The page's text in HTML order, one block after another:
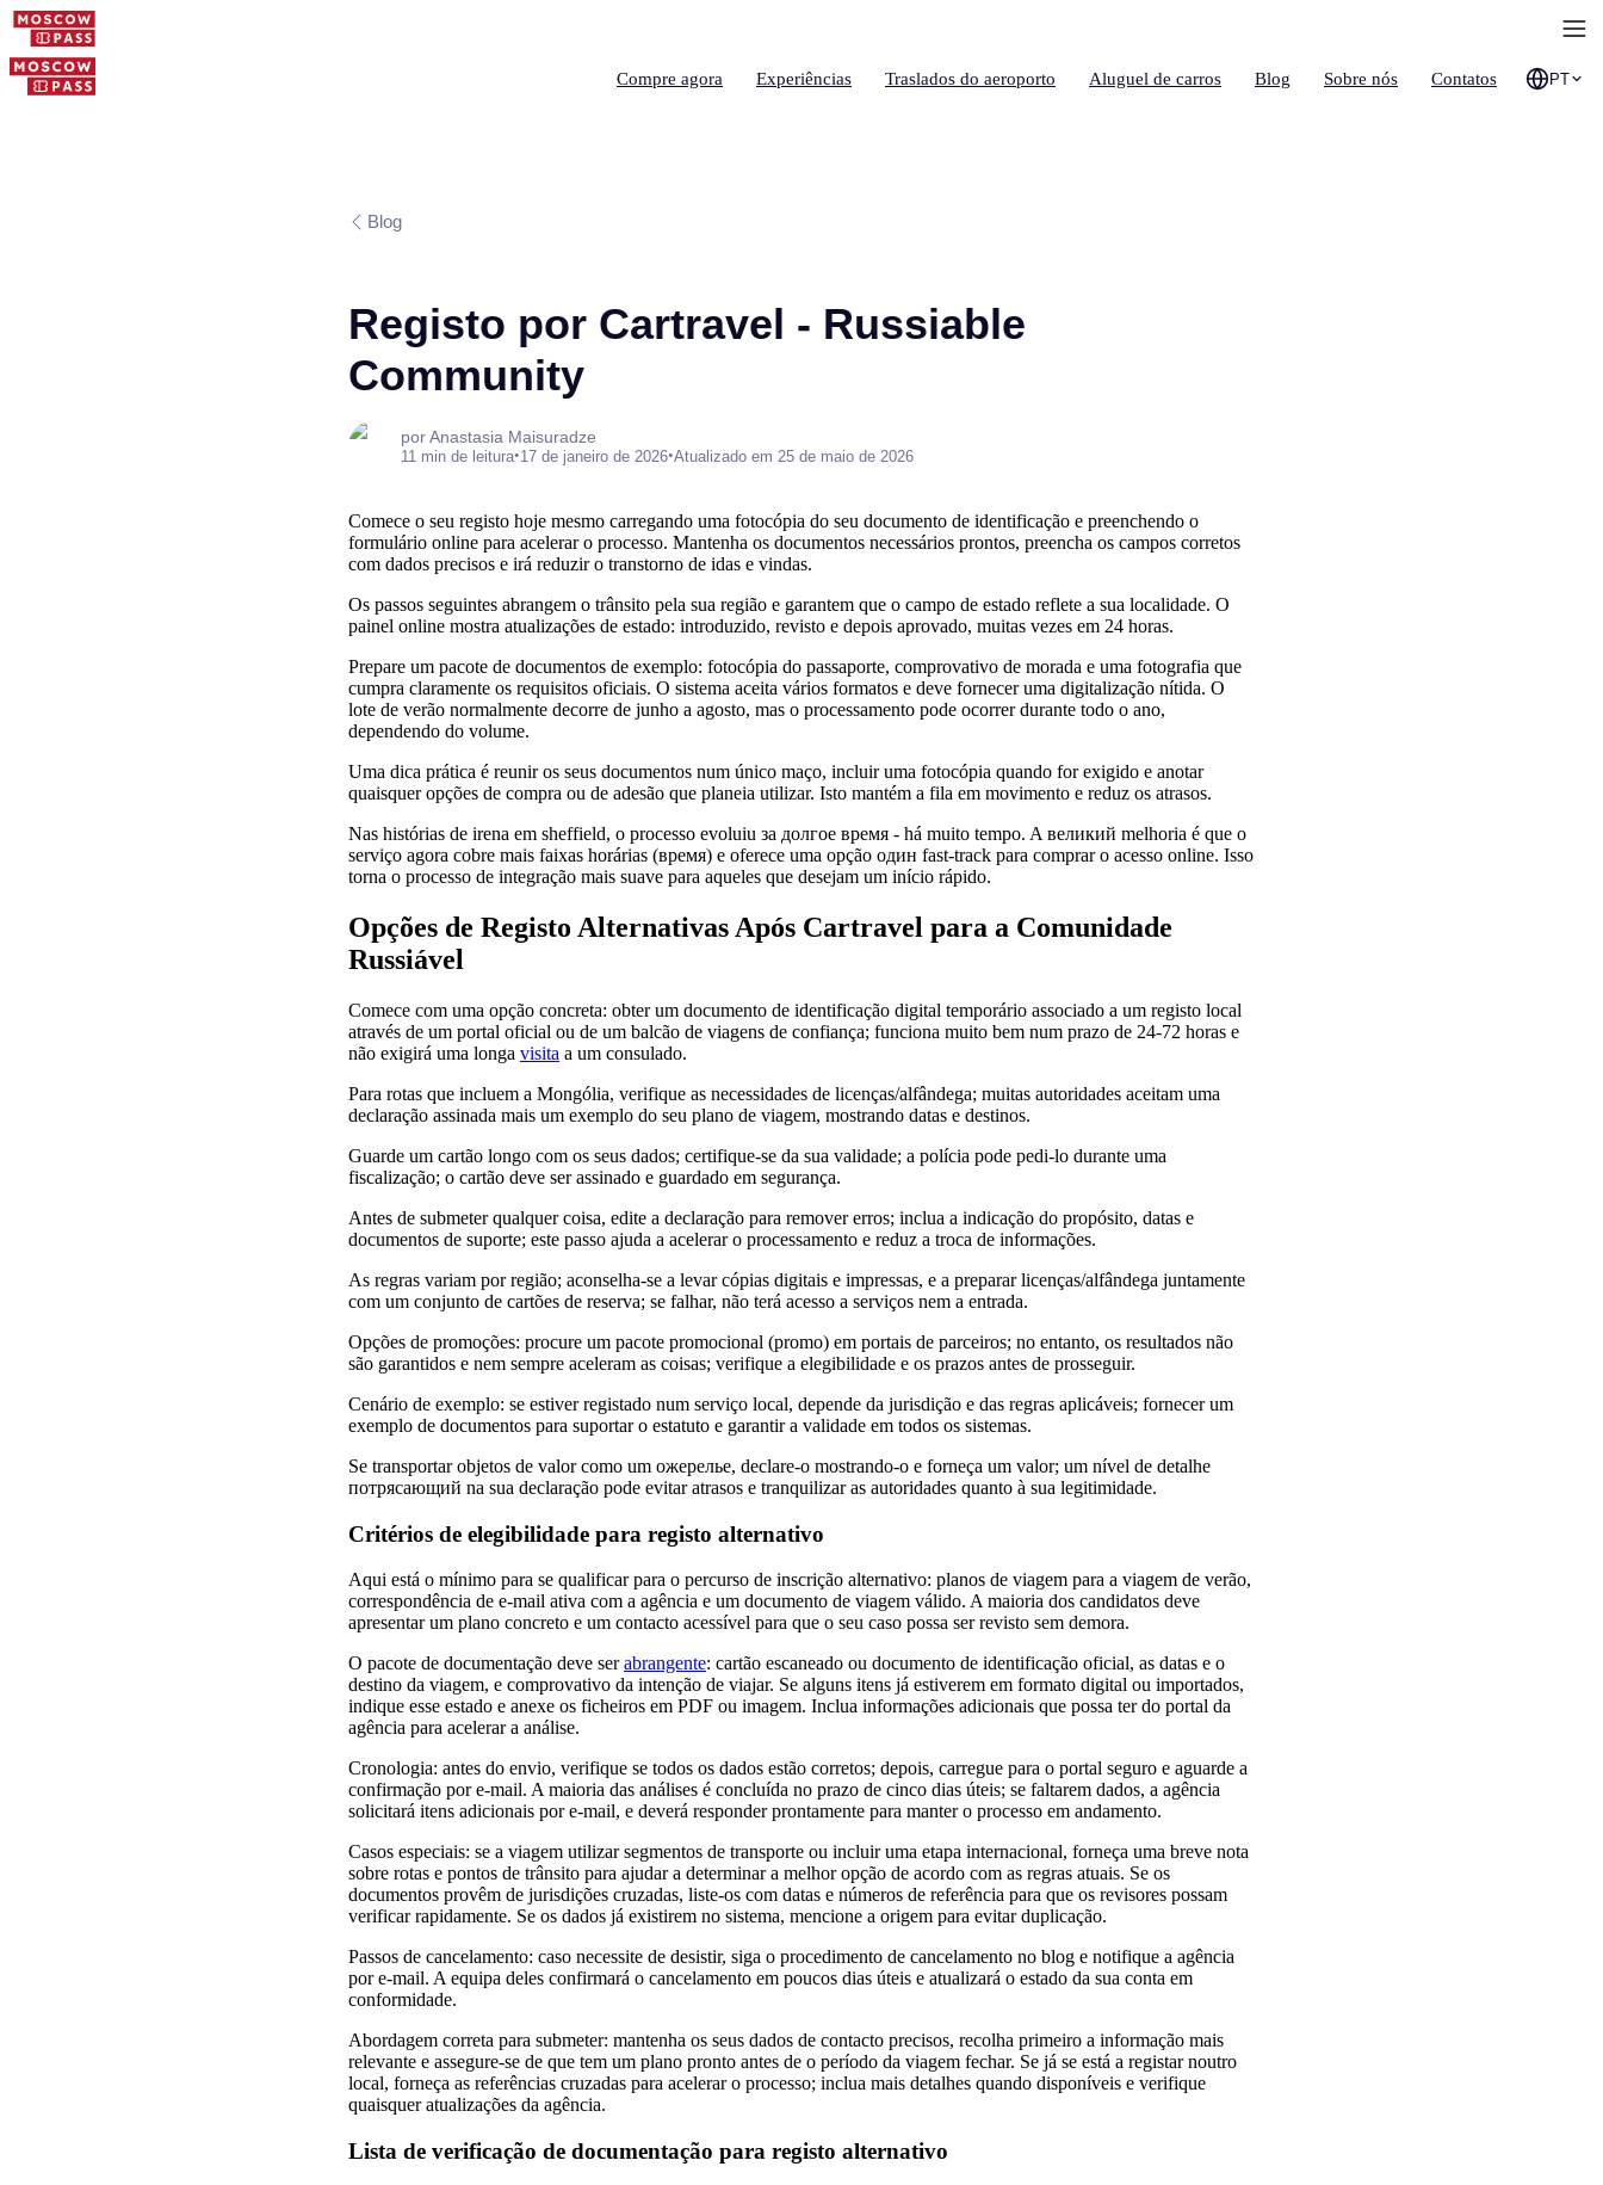
Compre agora Experiências Traslados do aeroporto Aluguel de carros Blog Sobre nós Contatos PT
Blog
Registo por Cartravel - Russiable
Community
por Anastasia Maisuradze
11 min de leitura•17 de janeiro de 2026•Atualizado em 25 de maio de 2026
Comece o seu registo hoje mesmo carregando uma fotocópia do seu documento de identificação e preenchendo o
formulário online para acelerar o processo. Mantenha os documentos necessários prontos, preencha os campos corretos
com dados precisos e irá reduzir o transtorno de idas e vindas.
Os passos seguintes abrangem o trânsito pela sua região e garantem que o campo de estado reflete a sua localidade. O
painel online mostra atualizações de estado: introduzido, revisto e depois aprovado, muitas vezes em 24 horas.
Prepare um pacote de documentos de exemplo: fotocópia do passaporte, comprovativo de morada e uma fotografia que
cumpra claramente os requisitos oficiais. O sistema aceita vários formatos e deve fornecer uma digitalização nítida. O
lote de verão normalmente decorre de junho a agosto, mas o processamento pode ocorrer durante todo o ano,
dependendo do volume.
Uma dica prática é reunir os seus documentos num único maço, incluir uma fotocópia quando for exigido e anotar
quaisquer opções de compra ou de adesão que planeia utilizar. Isto mantém a fila em movimento e reduz os atrasos.
Nas histórias de irena em sheffield, o processo evoluiu за долгое время - há muito tempo. A великий melhoria é que o
serviço agora cobre mais faixas horárias (время) e oferece uma opção один fast-track para comprar o acesso online. Isso
torna o processo de integração mais suave para aqueles que desejam um início rápido.
Opções de Registo Alternativas Após Cartravel para a Comunidade
Russiável
Comece com uma opção concreta: obter um documento de identificação digital temporário associado a um registo local
através de um portal oficial ou de um balcão de viagens de confiança; funciona muito bem num prazo de 24-72 horas e
não exigirá uma longa visita a um consulado.
Para rotas que incluem a Mongólia, verifique as necessidades de licenças/alfândega; muitas autoridades aceitam uma
declaração assinada mais um exemplo do seu plano de viagem, mostrando datas e destinos.
Guarde um cartão longo com os seus dados; certifique-se da sua validade; a polícia pode pedi-lo durante uma
fiscalização; o cartão deve ser assinado e guardado em segurança.
Antes de submeter qualquer coisa, edite a declaração para remover erros; inclua a indicação do propósito, datas e
documentos de suporte; este passo ajuda a acelerar o processamento e reduz a troca de informações.
As regras variam por região; aconselha-se a levar cópias digitais e impressas, e a preparar licenças/alfândega juntamente
com um conjunto de cartões de reserva; se falhar, não terá acesso a serviços nem a entrada.
Opções de promoções: procure um pacote promocional (promo) em portais de parceiros; no entanto, os resultados não
são garantidos e nem sempre aceleram as coisas; verifique a elegibilidade e os prazos antes de prosseguir.
Cenário de exemplo: se estiver registado num serviço local, depende da jurisdição e das regras aplicáveis; fornecer um
exemplo de documentos para suportar o estatuto e garantir a validade em todos os sistemas.
Se transportar objetos de valor como um ожерелье, declare-o mostrando-o e forneça um valor; um nível de detalhe
потрясающий na sua declaração pode evitar atrasos e tranquilizar as autoridades quanto à sua legitimidade.
Critérios de elegibilidade para registo alternativo
Aqui está o mínimo para se qualificar para o percurso de inscrição alternativo: planos de viagem para a viagem de verão,
correspondência de e-mail ativa com a agência e um documento de viagem válido. A maioria dos candidatos deve
apresentar um plano concreto e um contacto acessível para que o seu caso possa ser revisto sem demora.
O pacote de documentação deve serabrangente: cartão escaneado ou documento de identificação oficial, as datas e o
destino da viagem, e comprovativo da intenção de viajar. Se alguns itens já estiverem em formato digital ou importados,
indique esse estado e anexe os ficheiros em PDF ou imagem. Inclua informações adicionais que possa ter do portal da
agência para acelerar a análise.
Cronologia: antes do envio, verifique se todos os dados estão corretos; depois, carregue para o portal seguro e aguarde a
confirmação por e-mail. A maioria das análises é concluída no prazo de cinco dias úteis; se faltarem dados, a agência
solicitará itens adicionais por e-mail, e deverá responder prontamente para manter o processo em andamento.
Casos especiais: se a viagem utilizar segmentos de transporte ou incluir uma etapa internacional, forneça uma breve nota
sobre rotas e pontos de trânsito para ajudar a determinar a melhor opção de acordo com as regras atuais. Se os
documentos provêm de jurisdições cruzadas, liste-os com datas e números de referência para que os revisores possam
verificar rapidamente. Se os dados já existirem no sistema, mencione a origem para evitar duplicação.
Passos de cancelamento: caso necessite de desistir, siga o procedimento de cancelamento no blog e notifique a agência
por e-mail. A equipa deles confirmará o cancelamento em poucos dias úteis e atualizará o estado da sua conta em
conformidade.
Abordagem correta para submeter: mantenha os seus dados de contacto precisos, recolha primeiro a informação mais
relevante e assegure-se de que tem um plano pronto antes de o período da viagem fechar. Se já se está a registar noutro
local, forneça as referências cruzadas para acelerar o processo; inclua mais detalhes quando disponíveis e verifique
quaisquer atualizações da agência.
Lista de verificação de documentação para registo alternativo